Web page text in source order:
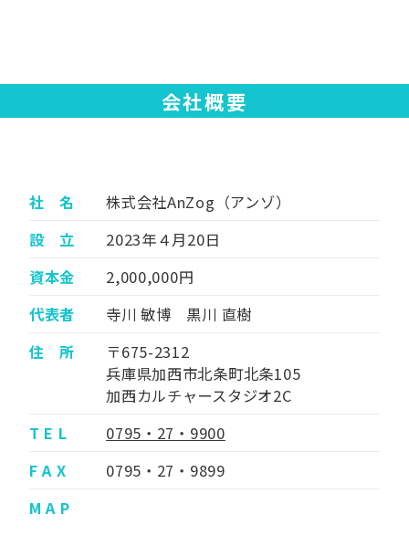
会社概要
社 名
株式会社AnZog（アンゾ）
設 立
2023年４月20日
資本金
2,000,000円
代表者
寺川 敏博 黒川 直樹
住 所
〒675-2312
兵庫県加西市北条町北条105
加西カルチャースタジオ2C
T E L
0795・27・9900
F A X
0795・27・9899
M A P